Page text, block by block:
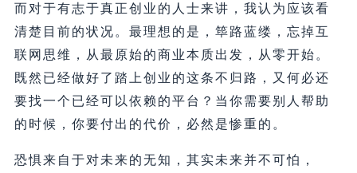
而对于有志于真正创业的人士来讲，我认为应该看
清楚目前的状况。最理想的是，筚路蓝缕，忘掉互
联网思维，从最原始的商业本质出发，从零开始。
既然已经做好了踏上创业的这条不归路，又何必还
要找一个已经可以依赖的平台？当你需要别人帮助
的时候，你要付出的代价，必然是惨重的。
恐惧来自于对未来的无知，其实未来并不可怕，